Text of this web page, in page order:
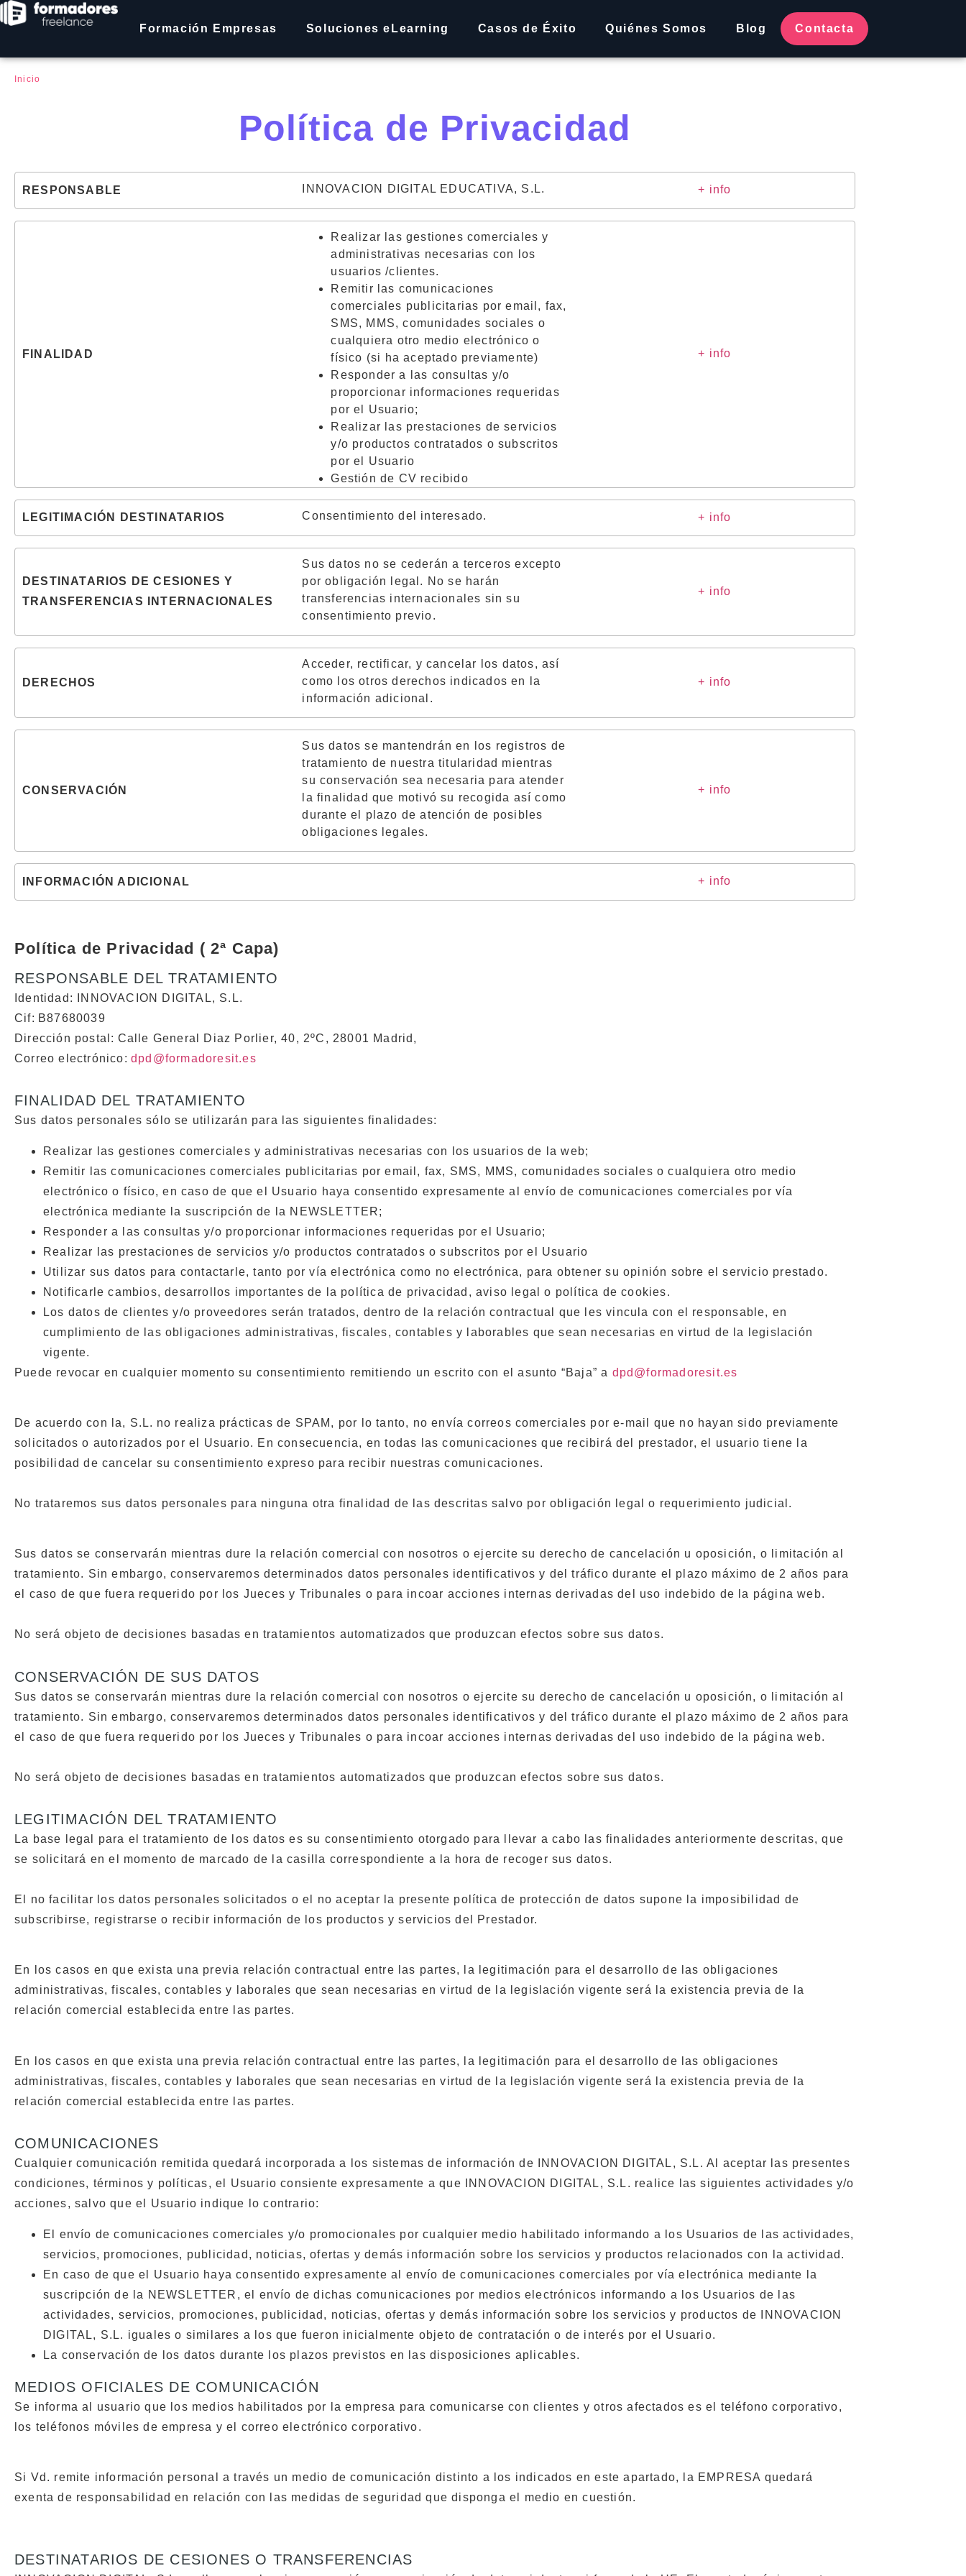
Formación Empresas Soluciones eLearning Casos de Éxito Quiénes Somos Blog Contacta
Inicio
Política de Privacidad
RESPONSABLE INNOVACION DIGITAL EDUCATIVA, S.L. + info
FINALIDAD
Realizar las gestiones comerciales y
administrativas necesarias con los
usuarios /clientes.
Remitir las comunicaciones
comerciales publicitarias por email, fax,
SMS, MMS, comunidades sociales o
cualquiera otro medio electrónico o
físico (si ha aceptado previamente)
Responder a las consultas y/o
proporcionar informaciones requeridas
por el Usuario;
Realizar las prestaciones de servicios
y/o productos contratados o subscritos
por el Usuario
Gestión de CV recibido
+ info
LEGITIMACIÓN DESTINATARIOS Consentimiento del interesado. + info
DESTINATARIOS DE CESIONES Y
TRANSFERENCIAS INTERNACIONALES
Sus datos no se cederán a terceros excepto
por obligación legal. No se harán
transferencias internacionales sin su
consentimiento previo.
+ info
DERECHOS
Acceder, rectificar, y cancelar los datos, así
como los otros derechos indicados en la
información adicional.
+ info
CONSERVACIÓN
Sus datos se mantendrán en los registros de
tratamiento de nuestra titularidad mientras
su conservación sea necesaria para atender
la finalidad que motivó su recogida así como
durante el plazo de atención de posibles
obligaciones legales.
+ info
INFORMACIÓN ADICIONAL + info
Política de Privacidad ( 2ª Capa)
RESPONSABLE DEL TRATAMIENTO
Identidad: INNOVACION DIGITAL, S.L.
Cif: B87680039
Dirección postal: Calle General Diaz Porlier, 40, 2ºC, 28001 Madrid,
Correo electrónico: dpd@formadoresit.es
FINALIDAD DEL TRATAMIENTO
Sus datos personales sólo se utilizarán para las siguientes finalidades:
Realizar las gestiones comerciales y administrativas necesarias con los usuarios de la web;
Remitir las comunicaciones comerciales publicitarias por email, fax, SMS, MMS, comunidades sociales o cualquiera otro medio
electrónico o físico, en caso de que el Usuario haya consentido expresamente al envío de comunicaciones comerciales por vía
electrónica mediante la suscripción de la NEWSLETTER;
Responder a las consultas y/o proporcionar informaciones requeridas por el Usuario;
Realizar las prestaciones de servicios y/o productos contratados o subscritos por el Usuario
Utilizar sus datos para contactarle, tanto por vía electrónica como no electrónica, para obtener su opinión sobre el servicio prestado.
Notificarle cambios, desarrollos importantes de la política de privacidad, aviso legal o política de cookies.
Los datos de clientes y/o proveedores serán tratados, dentro de la relación contractual que les vincula con el responsable, en
cumplimiento de las obligaciones administrativas, fiscales, contables y laborables que sean necesarias en virtud de la legislación
vigente.
Puede revocar en cualquier momento su consentimiento remitiendo un escrito con el asunto “Baja” a dpd@formadoresit.es
De acuerdo con la, S.L. no realiza prácticas de SPAM, por lo tanto, no envía correos comerciales por e-mail que no hayan sido previamente
solicitados o autorizados por el Usuario. En consecuencia, en todas las comunicaciones que recibirá del prestador, el usuario tiene la
posibilidad de cancelar su consentimiento expreso para recibir nuestras comunicaciones.
No trataremos sus datos personales para ninguna otra finalidad de las descritas salvo por obligación legal o requerimiento judicial.
Sus datos se conservarán mientras dure la relación comercial con nosotros o ejercite su derecho de cancelación u oposición, o limitación al
tratamiento. Sin embargo, conservaremos determinados datos personales identificativos y del tráfico durante el plazo máximo de 2 años para
el caso de que fuera requerido por los Jueces y Tribunales o para incoar acciones internas derivadas del uso indebido de la página web.
No será objeto de decisiones basadas en tratamientos automatizados que produzcan efectos sobre sus datos.
CONSERVACIÓN DE SUS DATOS
Sus datos se conservarán mientras dure la relación comercial con nosotros o ejercite su derecho de cancelación u oposición, o limitación al
tratamiento. Sin embargo, conservaremos determinados datos personales identificativos y del tráfico durante el plazo máximo de 2 años para
el caso de que fuera requerido por los Jueces y Tribunales o para incoar acciones internas derivadas del uso indebido de la página web.
No será objeto de decisiones basadas en tratamientos automatizados que produzcan efectos sobre sus datos.
LEGITIMACIÓN DEL TRATAMIENTO
La base legal para el tratamiento de los datos es su consentimiento otorgado para llevar a cabo las finalidades anteriormente descritas, que
se solicitará en el momento de marcado de la casilla correspondiente a la hora de recoger sus datos.
El no facilitar los datos personales solicitados o el no aceptar la presente política de protección de datos supone la imposibilidad de
subscribirse, registrarse o recibir información de los productos y servicios del Prestador.
En los casos en que exista una previa relación contractual entre las partes, la legitimación para el desarrollo de las obligaciones
administrativas, fiscales, contables y laborales que sean necesarias en virtud de la legislación vigente será la existencia previa de la
relación comercial establecida entre las partes.
En los casos en que exista una previa relación contractual entre las partes, la legitimación para el desarrollo de las obligaciones
administrativas, fiscales, contables y laborales que sean necesarias en virtud de la legislación vigente será la existencia previa de la
relación comercial establecida entre las partes.
COMUNICACIONES
Cualquier comunicación remitida quedará incorporada a los sistemas de información de INNOVACION DIGITAL, S.L. Al aceptar las presentes
condiciones, términos y políticas, el Usuario consiente expresamente a que INNOVACION DIGITAL, S.L. realice las siguientes actividades y/o
acciones, salvo que el Usuario indique lo contrario:
El envío de comunicaciones comerciales y/o promocionales por cualquier medio habilitado informando a los Usuarios de las actividades,
servicios, promociones, publicidad, noticias, ofertas y demás información sobre los servicios y productos relacionados con la actividad.
En caso de que el Usuario haya consentido expresamente al envío de comunicaciones comerciales por vía electrónica mediante la
suscripción de la NEWSLETTER, el envío de dichas comunicaciones por medios electrónicos informando a los Usuarios de las
actividades, servicios, promociones, publicidad, noticias, ofertas y demás información sobre los servicios y productos de INNOVACION
DIGITAL, S.L. iguales o similares a los que fueron inicialmente objeto de contratación o de interés por el Usuario.
La conservación de los datos durante los plazos previstos en las disposiciones aplicables.
MEDIOS OFICIALES DE COMUNICACIÓN
Se informa al usuario que los medios habilitados por la empresa para comunicarse con clientes y otros afectados es el teléfono corporativo,
los teléfonos móviles de empresa y el correo electrónico corporativo.
Si Vd. remite información personal a través un medio de comunicación distinto a los indicados en este apartado, la EMPRESA quedará
exenta de responsabilidad en relación con las medidas de seguridad que disponga el medio en cuestión.
DESTINATARIOS DE CESIONES O TRANSFERENCIAS